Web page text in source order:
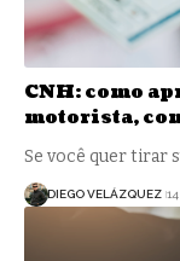
CNH: como
motorista,
Se você quer tirar
DIEGO VELÁZQUEZ